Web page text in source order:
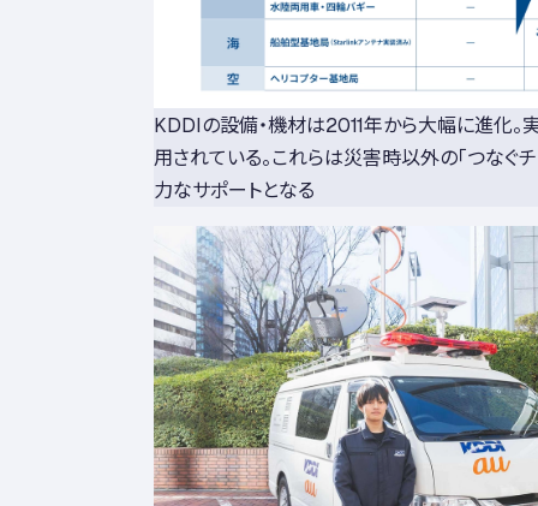
KDDIの設備・機材は2011年から大幅に進化。
用されている。これらは災害時以外の「つなぐ
力なサポートとなる